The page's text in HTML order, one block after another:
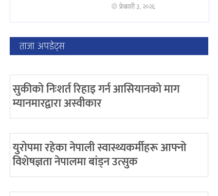
फ्रेब्रवरी ३, २०२६
ताजा अपडेट्स
सुकीको निःशर्त रिहाइ गर्न आसियानको माग
म्यानमारद्वारा अस्वीकार
युरोपमा रहेका नेपाली स्वास्थ्यकर्मीहरू आफ्नो
विशेषज्ञता नेपालमा बांड्न उत्सुक